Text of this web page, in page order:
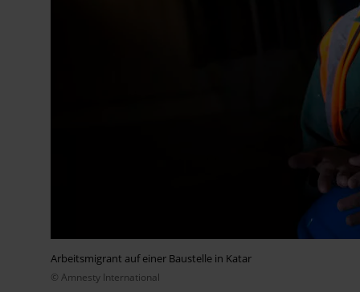
Arbeitsmigrant auf einer Baustelle in Katar
© Amnesty International